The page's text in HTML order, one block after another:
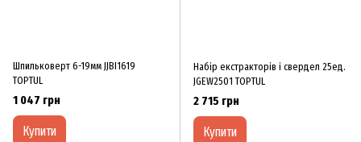
Шпильковерт 6-19мм JJBI1619
TOPTUL
1 047 грн
Купити
Набір екстракторів і свердел 25ед.
JGEW2501 TOPTUL
2 715 грн
Купити